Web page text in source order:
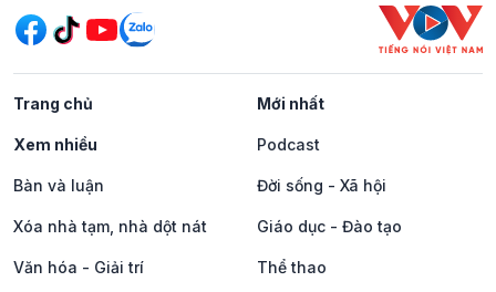
Trang chủ Mới nhất
Xem nhiều Podcast
Bàn và luận Đời sống - Xã hội
Xóa nhà tạm, nhà dột nát Giáo dục - Đào tạo
Văn hóa - Giải trí Thể thao